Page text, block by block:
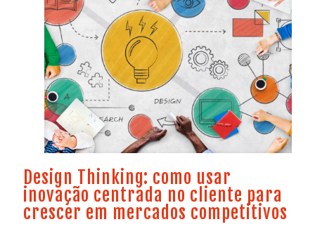
Design Thinking: como usar
inovação centrada no cliente para
crescer em mercados competitivos